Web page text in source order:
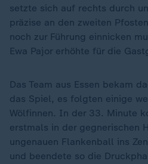
setzte sich auf rechts durch
präzise an den zweiten
noch zur Führung einnicken
Ewa Pajor erhöhte für die
Das Team aus Essen bekam
das Spiel, es folgten einige
Wölfinnen. In der 33. Minute
erstmals in der gegnerischen
ungenauen Flankenball ins
und beendete so die